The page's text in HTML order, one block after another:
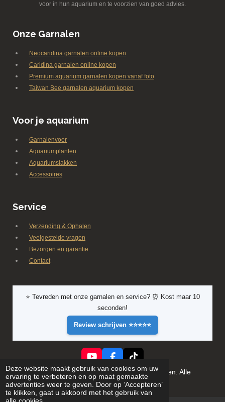
Deze website maakt gebruik van cookies om uw
ervaring te verbeteren en op maat gemaakte
advertenties weer te geven. Door op ‘Accepteren’
te klikken, gaat u akkoord met het gebruik van
voor in hun aquarium en te voorzien van goed advies.
Onze Garnalen
Neocaridina garnalen online kopen
Caridina garnalen online kopen
Premium aquarium garnalen kopen vanaf foto
Taiwan Bee garnalen aquarium kopen
Voor je aquarium
Garnalenvoer
Aquariumplanten
Aquariumslakken
Accessoires
Service
Verzending & Ophalen
Veelgestelde vragen
Bezorgen en garantie
Contact
⭐ Tevreden met onze garnalen en service? ⏰ Kost maar 10
seconden!
Review schrijven ⭐⭐⭐⭐⭐
Y
o
u
T
u
F
a
c
e
b
T
i
k
T
o
© 2026 Shrimporium - Premium aquarium garnalen. Alle
rechten voorbehouden